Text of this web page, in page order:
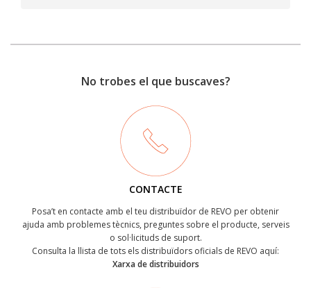
No trobes el que buscaves?
CONTACTE
Posa’t en contacte amb el teu distribuïdor de REVO per obtenir
ajuda amb problemes tècnics, preguntes sobre el producte, serveis
o sol·licituds de suport.
Consulta la llista de tots els distribuïdors oficials de REVO aquí:
Xarxa de distribuidors